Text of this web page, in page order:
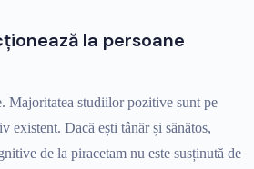
la persoane
Majoritatea studiilor pozitive sunt pe
existent. Dacă ești tânăr și sănătos,
de la piracetam nu este susținută de